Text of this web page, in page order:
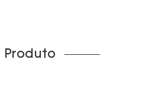
Produto